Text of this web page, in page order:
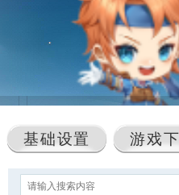
基础设置 游戏